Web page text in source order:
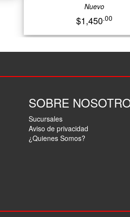
SOBRE
Sucursales
Aviso de privacidad
¿Quienes Somos?